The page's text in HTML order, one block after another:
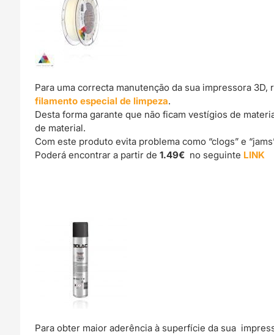
Para uma correcta manutenção da sua impressora
filamento especial de limpeza.
Desta forma garante que não ficam vestígios de
de material.
Com este produto evita problema como “clogs” e
Poderá encontrar a partir de1.49€ no seguinte LINK
Para obter maior aderência à superfície da sua